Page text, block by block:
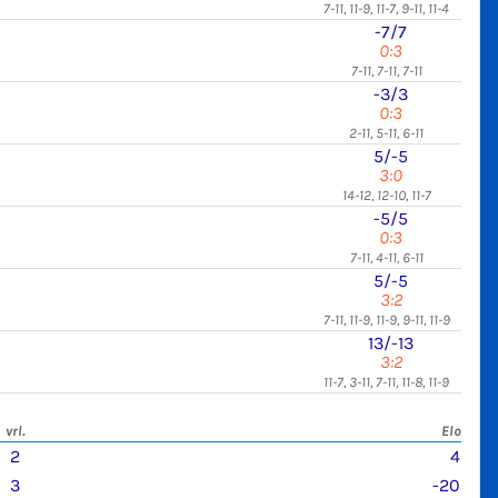
7-11, 11-9, 11-7, 9-11, 11-4
-7/7
0:3
7-11, 7-11, 7-11
-3/3
0:3
2-11, 5-11, 6-11
5/-5
3:0
14-12, 12-10, 11-7
-5/5
0:3
7-11, 4-11, 6-11
5/-5
3:2
7-11, 11-9, 11-9, 9-11, 11-9
13/-13
3:2
11-7, 3-11, 7-11, 11-8, 11-9
vrl. Elo
2
4
3 -20